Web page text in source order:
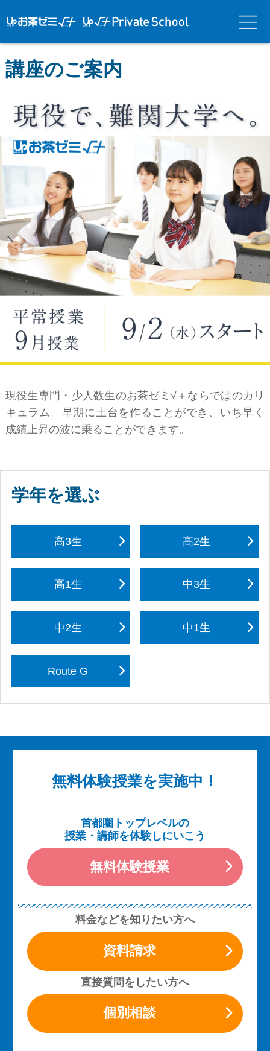
ミ√＋（ルー
（ルータス）PS
メニ
ュー
講座のご案内
現役生専門・少人数生のお茶ゼミ√＋ならではのカリ
キュラム。早期に土台を作ることができ、いち早く
成績上昇の波に乗ることができます。
学年を選ぶ
高3生 高2生
高1生 中3生
中2生 中1生
Route G
無料体験授業を実施中！
首都圏トップレベルの
授業・講師を体験しにいこう
無料体験授業
料金などを知りたい方へ
資料請求
直接質問をしたい方へ
個別相談